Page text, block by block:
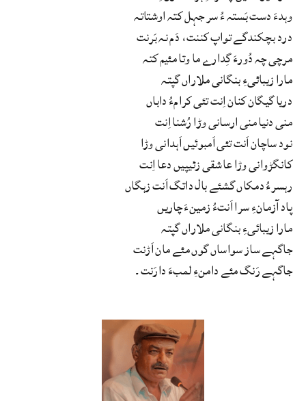
وہدءَ دست بَستہ ءُ سر جہل کتہ اوشتاتہ
درد بچکندگے تواپ کننت، دَم نہ بَرنت
مرچی چہ دُورءَ گِدارے ما وتا مئیم کتہ
مارا زیبائیءِ بنگانی ملاراں گپتہ
دریا گیگان کنان اِنت تئی کرامءُ داباں
منی دنیا منی ارسانی وڑا رُشنا اِنت
نود ساچان اَنت تئی اَمبوئیں اَہدانی وڑا
کانگڑوانی وڑا عاشقی زئیپیں دعا اِنت
رہسرءُ دمکاں گشئے بال داتگ اَنت زہگاں
پاد آزمانءِ سرا اَنتءُ زمینءَ چاریں
مارا زیبائیءِ بنگانی ملاراں گپتہ
جاگہے ساز سواساں گوں مئے مان اَڑنت
جاگہے رَنگ مئے دامنءِ لمبءَ دارَنت۔